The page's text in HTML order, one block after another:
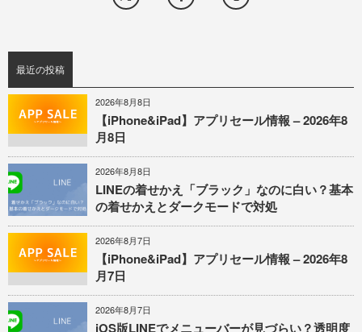
最近の投稿
2026年8月8日
【iPhone&iPad】アプリセール情報 – 2026年8
月8日
2026年8月8日
LINEの着せかえ「ブラック」なのに白い？基本
の着せかえとダークモードで対処
2026年8月7日
【iPhone&iPad】アプリセール情報 – 2026年8
月7日
2026年8月7日
iOS版LINEでメニューバーが見づらい？透明度